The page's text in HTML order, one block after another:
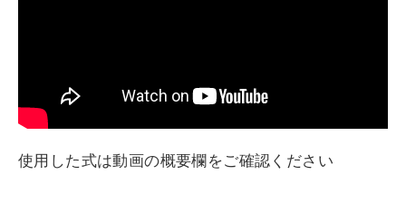
使用した式は動画の概要欄をご確認ください